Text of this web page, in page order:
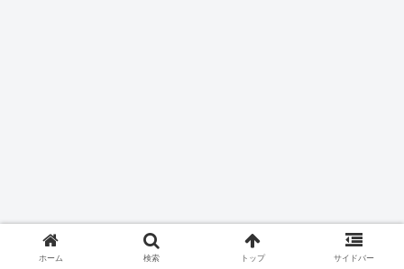
ホーム 検索 トップ サイドバー